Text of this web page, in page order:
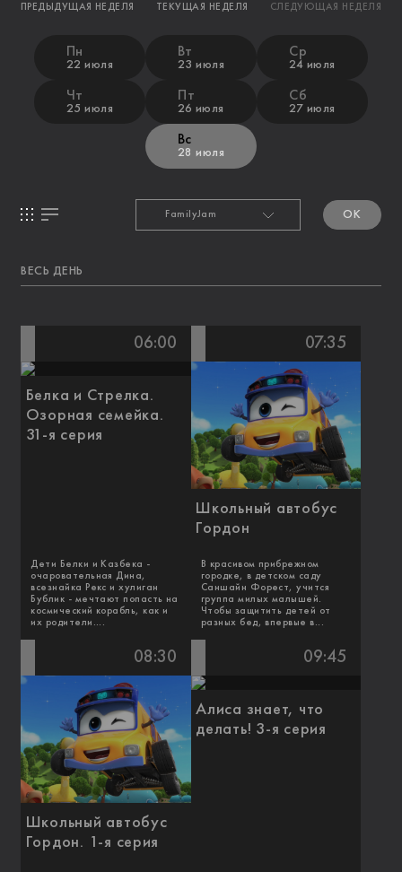
ПРЕДЫДУЩАЯ НЕДЕЛЯ ТЕКУЩАЯ НЕДЕЛЯ СЛЕДУЮЩАЯ НЕДЕЛЯ
Пн
22 июля
Вт
23 июля
Ср
24 июля
Чт
25 июля
Пт
26 июля
Сб
27 июля
Вс
28 июля
OK
ВЕСЬ ДЕНЬ
06:00
Белка и Стрелка.
Озорная семейка.
31-я серия
Дети Белки и Казбека -
очаровательная Дина,
всезнайка Рекс и хулиган
Бублик - мечтают попасть на
космический корабль, как и
их родители....
07:35
Школьный автобус
Гордон
В красивом прибрежном
городке, в детском саду
Саншайн Форест, учится
группа милых малышей.
Чтобы защитить детей от
разных бед, впервые в...
08:30
Школьный автобус
Гордон. 1-я серия
09:45
Алиса знает, что
делать! 3-я серия